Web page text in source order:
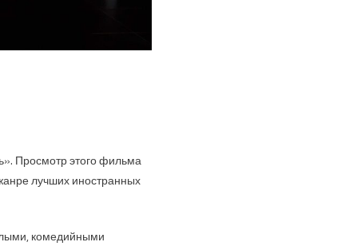
Просмотр этого фильма
лучших иностранных
комедийными